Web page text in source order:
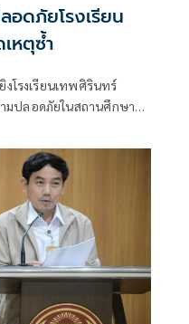
อดภัยโรงเรียน
หตุซ้ำ
โรงเรียนเทพศิรินทร์
ปลอดภัยในสถานศึกษา